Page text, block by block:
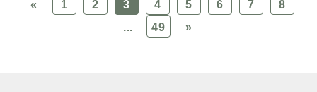
« 1 2 3 4 5 6 7
8
...
49 »